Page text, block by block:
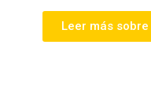
Leer más